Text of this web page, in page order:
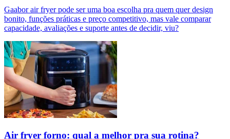
Gaabor air fryer pode ser uma boa escolha pra quem quer design
bonito, funções práticas e preço competitivo, mas vale comparar
capacidade, avaliações e suporte antes de decidir, viu?
Air fryer forno: qual a melhor pra sua rotina?